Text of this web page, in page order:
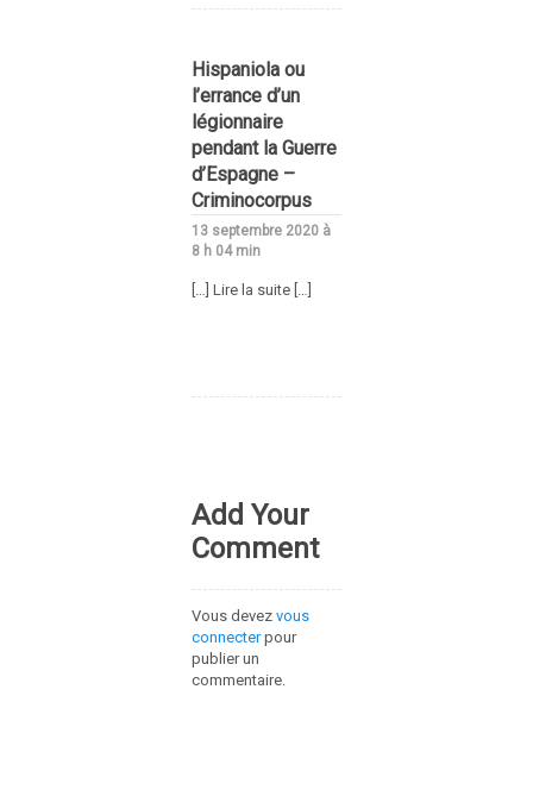
Hispaniola ou
l’errance d’un
légionnaire
pendant la Guerre
d’Espagne –
Criminocorpus
13 septembre 2020 à
8 h 04 min
[…] Lire la suite […]
Add Your
Comment
Vous devez vous
connecterpour
publier un
commentaire.